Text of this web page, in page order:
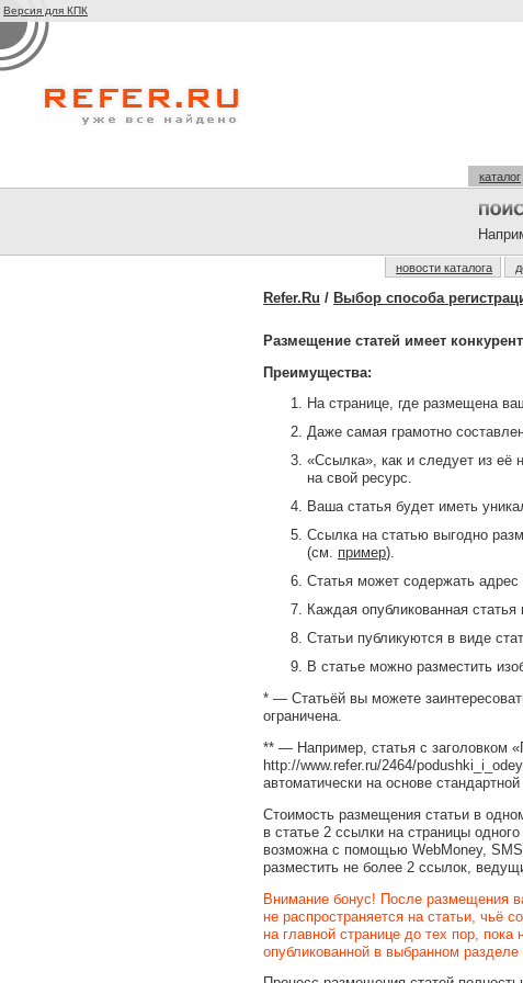
Версия для КПК
каталог
новости каталога
Refer.Ru / Выбор способа
Размещение статей имеет
Преимущества:
На странице, где размещена
Даже самая грамотно
«Ссылка», как и следует из её
на свой ресурс.
Ваша статья будет иметь
Ссылка на статью выгодно
(см. пример).
Статья может содержать
Каждая опубликованная
Статьи публикуются в виде
В статье можно разместить
* — Статьёй вы можете
ограничена.
** — Например, статья с заголовком
http://www.refer.ru/2464/
автоматически на основе
Стоимость размещения статьи в
в статье 2 ссылки на страницы
возможна с помощью WebMoney,
разместить не более 2 ссылок,
Внимание бонус! После размещения
не распространяется на статьи, чьё
на главной странице до тех пор,
опубликованной в выбранном